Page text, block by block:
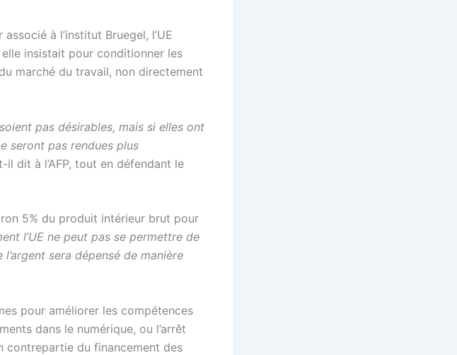
à l’institut Bruegel, l’UE
elle insistait pour conditionner les
marché du travail, non directement
pas désirables, mais si elles ont
seront pas rendues plus
il dit à l’AFP, tout en défendant le
5% du produit intérieur brut pour
l’UE ne peut pas se permettre de
sera dépensé de manière
pour améliorer les compétences
dans le numérique, ou l’arrêt
contrepartie du financement des